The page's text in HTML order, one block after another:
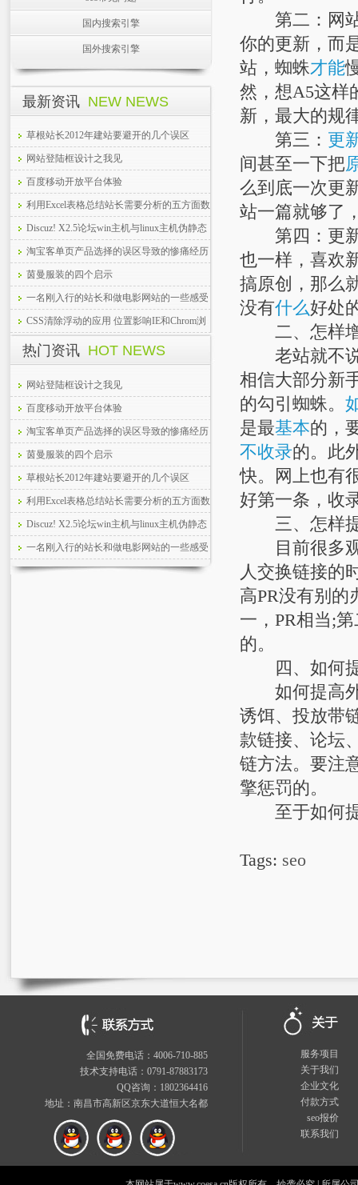
国内搜索引擎
国外搜索引擎
最新资讯 NEW NEWS
草根站长2012年建站要避开的几个误区
网站登陆框设计之我见
百度移动开放平台体验
利用Excel表格总结站长需要分析的五方面数
据 Discuz! X2.5论坛win主机与linux主机伪静态
设置方法
淘宝客单页产品选择的误区导致的惨痛经历
茵曼服装的四个启示
一名刚入行的站长和做电影网站的一些感受
CSS清除浮动的应用 位置影响IE和Chrom浏
览器的错位
热门资讯 HOT NEWS
网站登陆框设计之我见
百度移动开放平台体验
淘宝客单页产品选择的误区导致的惨痛经历
茵曼服装的四个启示
草根站长2012年建站要避开的几个误区
利用Excel表格总结站长需要分析的五方面数
据 Discuz! X2.5论坛win主机与linux主机伪静态
设置方法
一名刚入行的站长和做电影网站的一些感受
第二：网站
你的更新，而
站，蜘蛛才能
然，想A5这样
新，最大的规
第三： 更
间甚至一下把
么到底一次更
站一篇就够了
第四：更新
也一样，喜欢
搞原创，那么
没有什么好处
二、怎样增
老站就不说
相信大部分新
的勾引蜘蛛。
是最基本的，
不收录的。此
快。网上也有
好第一条，收
三、怎样提
目前很多观
人交换链接的
高PR没有别的
一，PR相当;
的。
四、如何提
如何提高外
诱饵、投放带
款链接、论坛
链方法。要注
擎惩罚的。
至于如何提
Tags: seo
全国免费电话：4006-710-885
技术支持电话：0791-87883173
QQ咨询：1802364416
地址：南昌市高新区京东大道恒大名都
服务项目
关于我们
企业文化
付款方式
seo报价
联系我们